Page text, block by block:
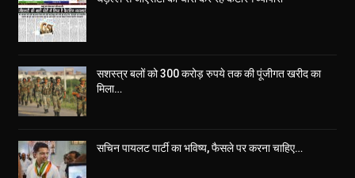
सशस्त्र बलों को 300 करोड़ रुपये तक की पूंजीगत खरीद का
मिला…
सचिन पायलट पार्टी का भविष्य, फैसले पर करना चाहिए…